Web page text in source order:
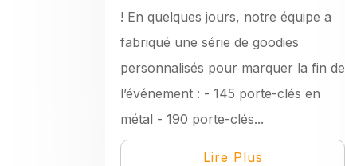
! En quelques jours, notre équipe a
fabriqué une série de goodies
personnalisés pour marquer la fin de
l’événement : - 145 porte-clés en
métal - 190 porte-clés...
Lire Plus